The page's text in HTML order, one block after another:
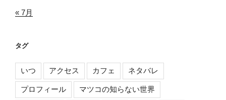
« 7月
タグ
いつ アクセス カフェ ネタバレ
プロフィール マツコの知らない世界